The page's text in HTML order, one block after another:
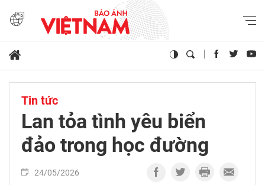
Tin tức
Lan tỏa tình yêu biển
đảo trong học đường
24/05/2026